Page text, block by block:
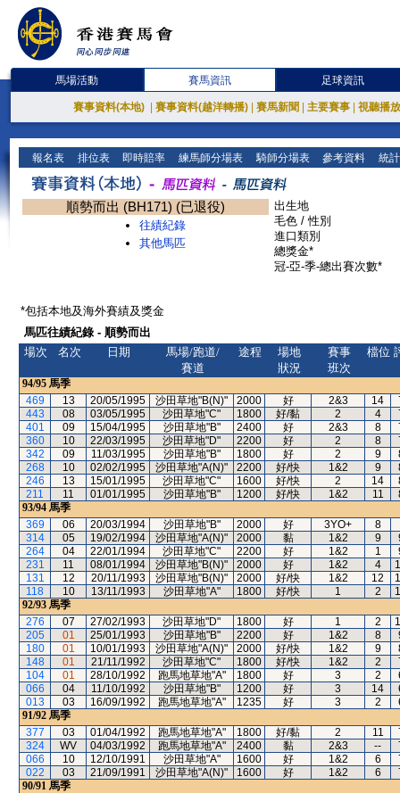
馬場活動 賽馬資訊 足球資訊
賽事資料(本地) 賽事資料(越洋轉播) 賽馬新聞 主要賽事 視聽播
報名表 排位表 即時賠率 練馬師分場表 騎師分場表 參考資料 統
順勢而出 (BH171) (已退役)
往績紀錄
其他馬匹
出生地
毛色 / 性別
進口類別
總獎金*
冠-亞-季-總出賽次數*
*包括本地及海外賽績及獎金
馬匹往績紀錄 - 順勢而出
場次
名次 日期
馬場/跑道/
賽道
途程
場地
狀況
賽事
班次
檔位
94/95 馬季
469
13 20/05/1995 沙田草地"B(N)" 2000 好 2&3 14
443
08 03/05/1995 沙田草地"C" 1800 好/黏 2 4
401
09 15/04/1995 沙田草地"B" 2400 好 2&3 8
360
10 22/03/1995 沙田草地"D" 2200 好 2 8
342
09 11/03/1995 沙田草地"B" 1800 好 2 9
268
10 02/02/1995 沙田草地"A(N)" 2200 好/快 1&2 9
246
13 15/01/1995 沙田草地"C" 1600 好/快 2 14
211
11 01/01/1995 沙田草地"B" 1200 好/快 1&2 11
93/94 馬季
369
06 20/03/1994 沙田草地"B" 2000 好 3YO+
8
314
05 19/02/1994 沙田草地"A(N)" 2000 黏 1&2 9
264
04 22/01/1994 沙田草地"C" 2200 好 1&2 1
231
11 08/01/1994 沙田草地"B(N)" 2000 好 1&2 4
131
12 20/11/1993 沙田草地"B(N)" 2000 好/快 1&2 12
118
10 13/11/1993 沙田草地"A" 1800 好/快 1 2
92/93 馬季
276
07 27/02/1993 沙田草地"D" 1800 好 1 2
205
01 25/01/1993 沙田草地"B" 2200 好 1&2 8
180
01 10/01/1993 沙田草地"A(N)" 2000 好/快 1&2 9
148
01 21/11/1992 沙田草地"C" 1800 好/快 1&2 2
104
01 28/10/1992 跑馬地草地"A" 1800 好 3 2
066
04 11/10/1992 沙田草地"B" 1200 好 3 14
013
03 16/09/1992 跑馬地草地"A" 1235 好 3 2
91/92 馬季
377
03 01/04/1992 跑馬地草地"A" 1800 好/黏 2 11
324
WV 04/03/1992 跑馬地草地"A" 2400 黏 2&3 --
066
10 12/10/1991 沙田草地"A" 1600 好 1&2 6
022
03 21/09/1991 沙田草地"A(N)" 1600 好 1&2 6
90/91 馬季